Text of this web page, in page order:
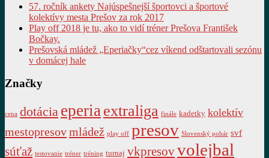
57. ročník ankety Najúspešnejší športovci a športové
kolektívy mesta Prešov za rok 2017
Play off 2018 je tu, ako to vidí tréner Prešova František
Bočkay.
Prešovská mládež „Eperiačky“cez víkend odštartovali sezónu
v domácej hale
Značky
cena dotácia eperiaextraliga finále kadetky kolektív
mestopresovmládež play off presov Slovenský pohár svf
súťaž testovanie tréner tréning turnaj vkpresovvolejbal